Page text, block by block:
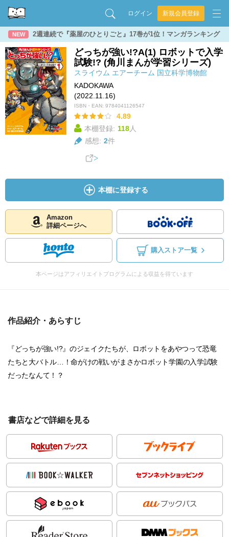
ログイン 新規会員登録
NEW 2週連続で『薬屋のひとりごと』17巻が1位！マンガランキング
どっちが強い!?A(1) ロボットで入学
試験!? (角川まんが学習シリーズ)
スライウム エアーチーム 国立科学博物館
KADOKAWA
(2022.11.16)
ISBN・EAN: 9784041126547
4.89
本棚登録: 118人
感想: 2件
本棚に登録する
Amazon
詳細ページへ
購入ストア一覧
本ページはアフィリエイトプログラムによる収益を得ています
作品紹介・あらすじ
『どっちが強い!?』のジェイクたちが、ロボットをあやつって恐竜
たちと大バトル…！命がけの戦いがまさかロボット学園の入学試験
だったなんて！？
書店などで詳細を見る